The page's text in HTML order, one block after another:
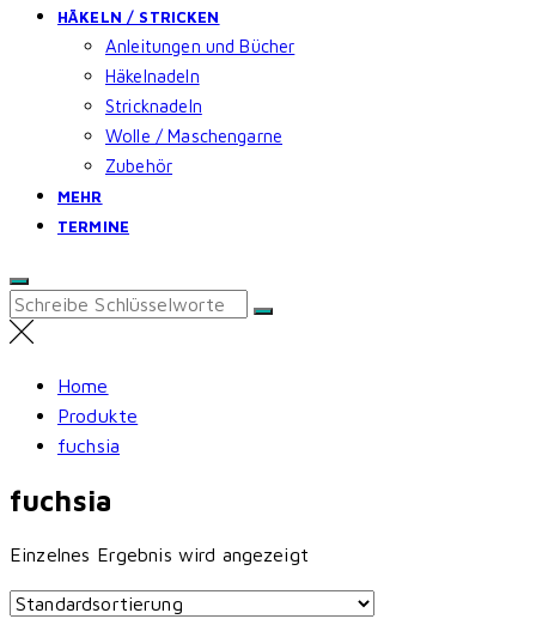
HÄKELN / STRICKEN
Anleitungen und Bücher
Häkelnadeln
Stricknadeln
Wolle / Maschengarne
Zubehör
MEHR
TERMINE
Search
for:
Home
Produkte
fuchsia
fuchsia
Einzelnes Ergebnis wird angezeigt